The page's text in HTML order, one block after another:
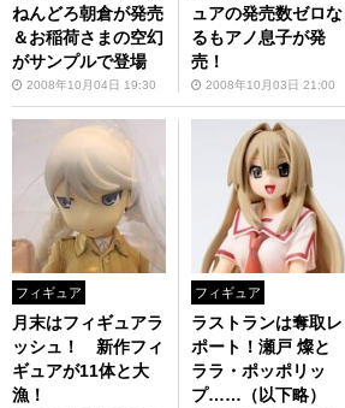
ねんどろ朝倉が発売
＆お稲荷さまの空幻
がサンプルで登場
2008年10月04日 19:30
ュアの発売数ゼロな
るもアノ息子が発
売！
2008年10月03日 21:00
フィギュア
月末はフィギュアラ
ッシュ！ 新作フィ
ギュアが11体と大
漁！
フィギュア
ラストランは奪取レ
ポート！瀬戸 燦と
ララ・ポッポリッ
プ……（以下略）